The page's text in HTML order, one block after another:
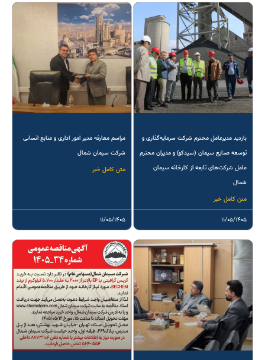
بازدید مدیرعامل محترم شرکت سرمایه‌گذاری و
توسعه صنایع سیمان (سیدکو) و مدیران محترم
عامل شرکت‌های تابعه از کارخانه سیمان
شمال
متن کامل خبر
۱۱/۰۵/۱۴۰۵
مراسم معارفه مدیر امور اداری و منابع انسانی
شرکت سیمان شمال
متن کامل خبر
۱۱/۰۵/۱۴۰۵